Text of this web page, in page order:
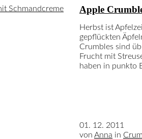
Apple
Herbst ist
gepflückten
Crumbles sind
Frucht mit
haben in punkto
01. 12. 2011
von Anna in